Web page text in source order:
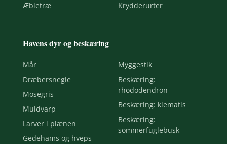
Æbletræ
Krydderurter
Havens dyr og beskæring
Mår
Dræbersnegle
Mosegris
Muldvarp
Larver i plænen
Gedehams og hveps
Myggestik
Beskæring:
rhododendron
Beskæring: klematis
Beskæring:
sommerfuglebusk